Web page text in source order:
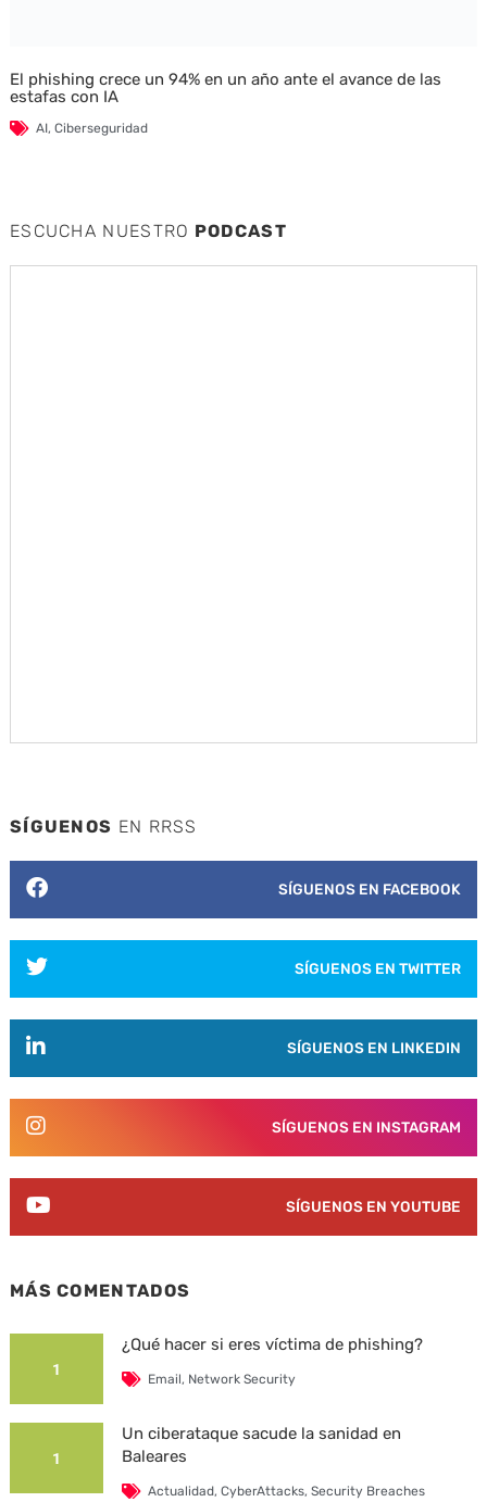
El phishing crece un 94% en un año ante el avance de las
estafas con IA
AI, Ciberseguridad
ESCUCHA NUESTRO PODCAST
SÍGUENOS EN RRSS
SÍGUENOS EN FACEBOOK
SÍGUENOS EN TWITTER
SÍGUENOS EN LINKEDIN
SÍGUENOS EN INSTAGRAM
SÍGUENOS EN YOUTUBE
MÁS COMENTADOS
1
¿Qué hacer si eres víctima de phishing?
Email, Network Security
1
Un ciberataque sacude la sanidad en
Baleares
Actualidad,CyberAttacks,Security Breaches